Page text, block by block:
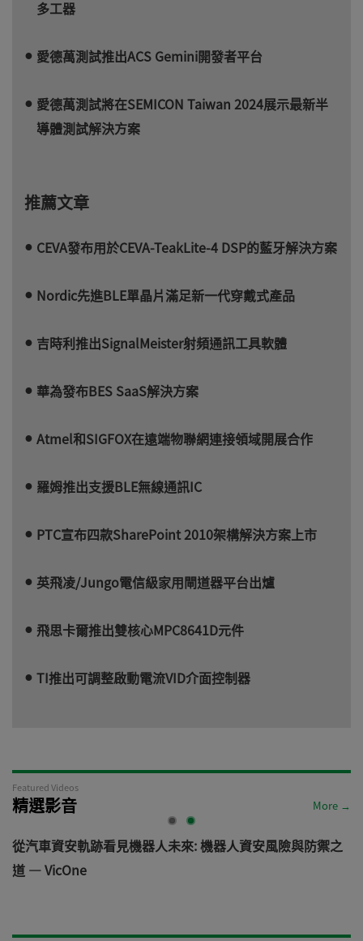
多工器
愛德萬測試推出ACS Gemini開發者平台
愛德萬測試將在SEMICON Taiwan 2024展示最新半
導體測試解決方案
推薦文章
CEVA發布用於CEVA-TeakLite-4 DSP的藍牙解決方案
Nordic先進BLE單晶片滿足新一代穿戴式產品
吉時利推出SignalMeister射頻通訊工具軟體
華為發布BES SaaS解決方案
Atmel和SIGFOX在遠端物聯網連接領域開展合作
羅姆推出支援BLE無線通訊IC
PTC宣布四款SharePoint 2010架構解決方案上市
英飛凌/Jungo電信級家用閘道器平台出爐
飛思卡爾推出雙核心MPC8641D元件
TI推出可調整啟動電流VID介面控制器
Featured Videos
精選影音 More →
從汽車資安軌跡看見機器人未來: 機器人資安風險與防禦之
道 — VicOne